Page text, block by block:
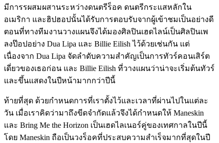
มีการรผสมผสานระหว่างดนตรีร็อค ดนตรีกระแสหลักใน
อเมริกา และฮิปฮอปนั้นได้รับการตอบรับจากผู้เข้าชมเป็นอย่างดี
ตอนที่ทางทีมงานวางแผนจึงได้มองศิลปินเฮดไลน์เป็นศิลปินเพ
ลงป๊อปอย่าง Dua Lipa และ Billie Eilish ไว้ด้วยเช่นกัน แต่
เนื่องจาก Dua Lipa จัดลำดับความสำคัญเป็นการทัวร์คอนเสิร์ต
เดี่ยวของเธอก่อน และ Billie Eilish ที่วางแผนว่าน่าจะเริ่มต้นทัวร์
และขึ้นแสดงในปีหน้ามากกว่าปีนี้
ท้ายที่สุด ด้วยกำหนดการที่เราตั้งไว้และเวลาที่ผ่านไปในแต่ละ
วัน เมื่อเราคิดว่ามาถึงขีดจำกัดแล้วจึงได้กำหนดให้ Maneskin
และ Bring Me the Horizon เป็นเฮดไลเนอร์คู่ของเทศกาลในปีนี้
โดย Maneskin ถือเป็นวงร็อคที่ประสบความสำเร็จมากที่สุดในปี